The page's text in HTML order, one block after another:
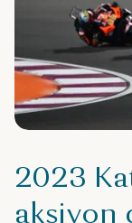
2023
aksiyon